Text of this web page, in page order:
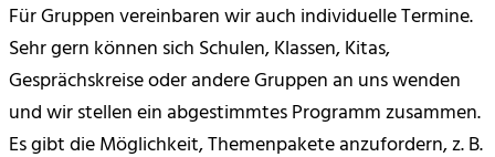
Für Gruppen vereinbaren wir auch individuelle Termine.
Sehr gern können sich Schulen, Klassen, Kitas,
Gesprächskreise oder andere Gruppen an uns wenden
und wir stellen ein abgestimmtes Programm zusammen.
Es gibt die Möglichkeit, Themenpakete anzufordern, z. B.